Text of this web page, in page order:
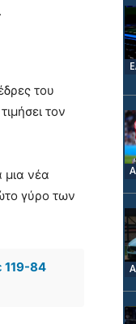
του
τον
μια νέα
γύρο των
119-84